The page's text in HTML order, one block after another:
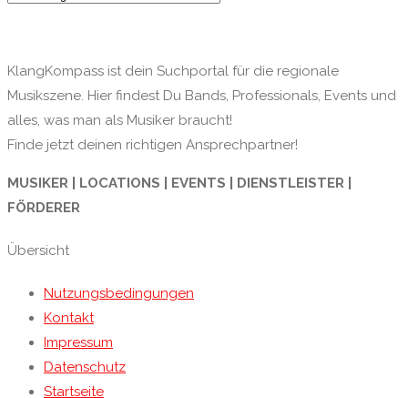
KlangKompass ist dein Suchportal für die regionale
Musikszene. Hier findest Du Bands, Professionals, Events und
alles, was man als Musiker braucht!
Finde jetzt deinen richtigen Ansprechpartner!
MUSIKER | LOCATIONS | EVENTS | DIENSTLEISTER |
FÖRDERER
Übersicht
Nutzungsbedingungen
Kontakt
Impressum
Datenschutz
Startseite